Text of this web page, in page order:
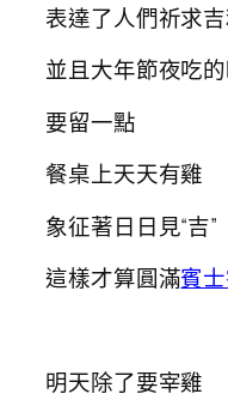
表達了人們祈求
並且大年節夜吃
要留一點
餐桌上天天有雞
象征著日日見“吉”
這樣才算圓滿賓
明天除了要宰雞